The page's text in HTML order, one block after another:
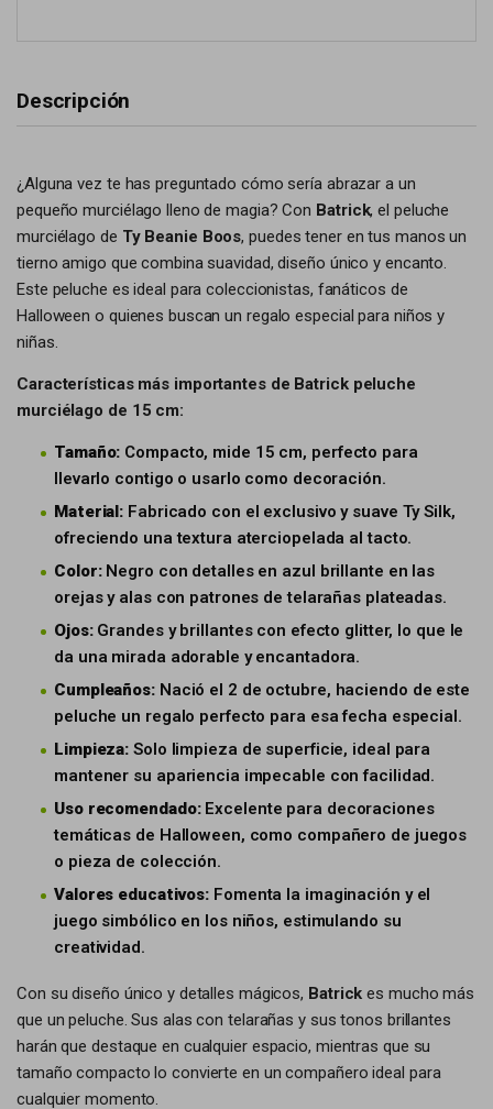
Descripción
¿Alguna vez te has preguntado cómo sería abrazar a un
pequeño murciélago lleno de magia? Con Batrick, el peluche
murciélago de Ty Beanie Boos, puedes tener en tus manos un
tierno amigo que combina suavidad, diseño único y encanto.
Este peluche es ideal para coleccionistas, fanáticos de
Halloween o quienes buscan un regalo especial para niños y
niñas.
Características más importantes de Batrick peluche
murciélago de 15 cm:
Tamaño: Compacto, mide 15 cm, perfecto para
llevarlo contigo o usarlo como decoración.
Material: Fabricado con el exclusivo y suave Ty Silk,
ofreciendo una textura aterciopelada al tacto.
Color:Negro con detalles en azul brillante en las
orejas y alas con patrones de telarañas plateadas.
Ojos:Grandes y brillantes con efecto glitter, lo que le
da una mirada adorable y encantadora.
Cumpleaños:Nació el 2 de octubre, haciendo de este
peluche un regalo perfecto para esa fecha especial.
Limpieza: Solo limpieza de superficie, ideal para
mantener su apariencia impecable con facilidad.
Uso recomendado:Excelente para decoraciones
temáticas de Halloween, como compañero de juegos
o pieza de colección.
Valores educativos: Fomenta la imaginación y el
juego simbólico en los niños, estimulando su
creatividad.
Con su diseño único y detalles mágicos, Batrick es mucho más
que un peluche. Sus alas con telarañas y sus tonos brillantes
harán que destaque en cualquier espacio, mientras que su
tamaño compacto lo convierte en un compañero ideal para
cualquier momento.